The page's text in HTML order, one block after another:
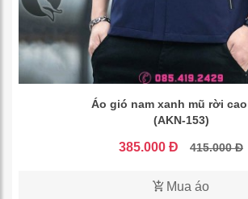
Áo gió nam xanh mũ rời
(AKN-153)
385.000 Đ 415.000 Đ
Mua áo